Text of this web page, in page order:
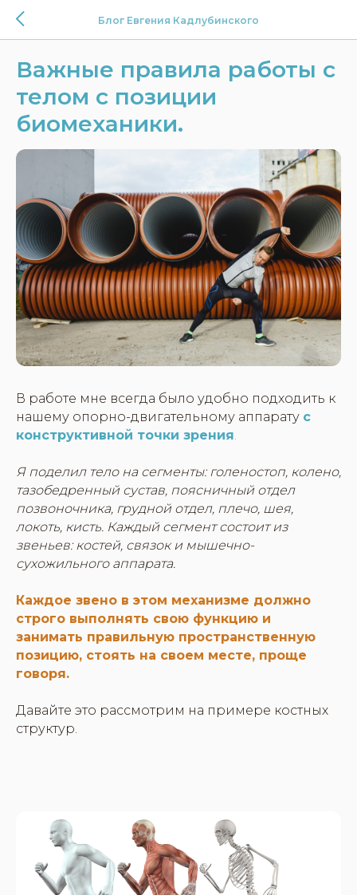
Блог Евгения Кадлубинского
Важные правила работы с
телом с позиции
биомеханики.
В работе мне всегда было удобно подходить к
нашему опорно-двигательному аппарату с
конструктивной точки зрения
Я поделил тело на сегменты: голеностоп, колено,
тазобедренный сустав, поясничный отдел
позвоночника, грудной отдел, плечо, шея,
локоть, кисть. Каждый сегмент состоит из
звеньев: костей, связок и мышечно-
сухожильного аппарата.
Каждое звено в этом механизме должно
строго выполнять свою функцию и
занимать правильную пространственную
позицию, стоять на своем месте, проще
говоря.
Давайте это рассмотрим на примере костных
структур.